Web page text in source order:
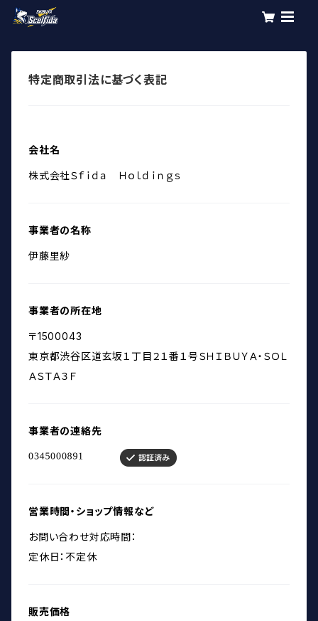
特定商取引法に基づく表記
会社名
株式会社Ｓｆｉｄａ Ｈｏｌｄｉｎｇｓ
事業者の名称
伊藤里紗
事業者の所在地
〒1500043
東京都渋谷区道玄坂１丁目２１番１号ＳＨＩＢＵＹＡ・ＳＯＬ
ＡＳＴＡ３Ｆ
事業者の連絡先
営業時間・ショップ情報など
お問い合わせ対応時間：
定休日：不定休
販売価格